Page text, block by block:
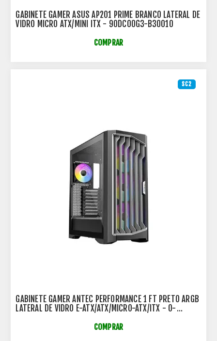
GABINETE GAMER ASUS AP201 PRIME BRANCO LATERAL DE
VIDRO MICRO ATX/MINI ITX - 90DC00G3-B30010
COMPRAR
SC2
GABINETE GAMER ANTEC PERFORMANCE 1 FT PRETO ARGB
LATERAL DE VIDRO E-ATX/ATX/MICRO-ATX/ITX - 0-
COMPRAR